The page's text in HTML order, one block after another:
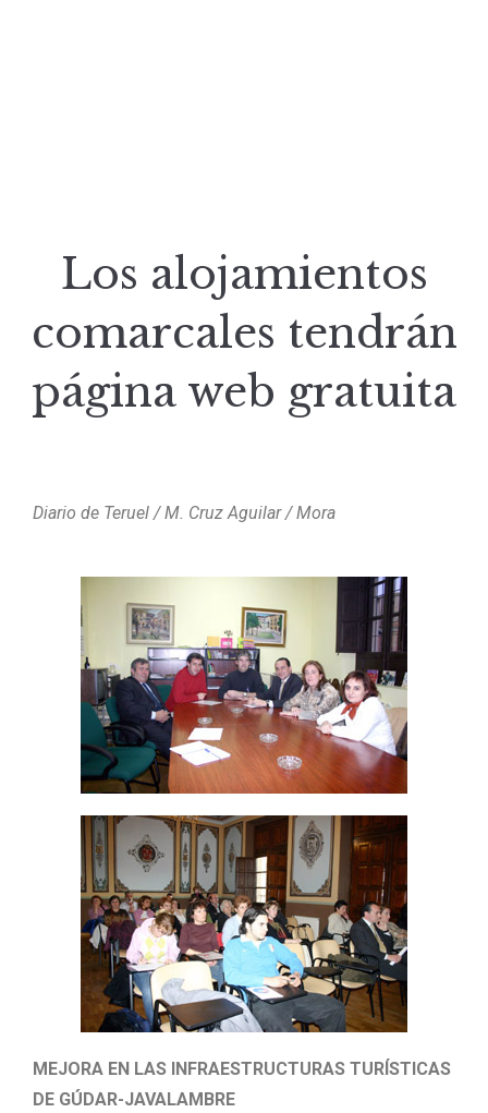
Los alojamientos
comarcales tendrán
página web gratuita
Diario de Teruel / M. Cruz Aguilar / Mora
MEJORA EN LAS INFRAESTRUCTURAS TURÍSTICAS
DE GÚDAR-JAVALAMBRE